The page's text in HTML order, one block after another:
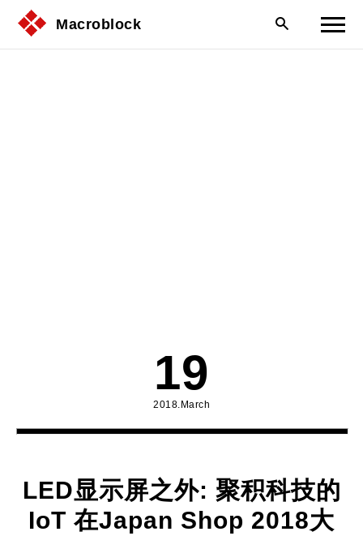
Macroblock
19
2018.March
LED显示屏之外: 聚积科技的
IoT 在Japan Shop 2018大